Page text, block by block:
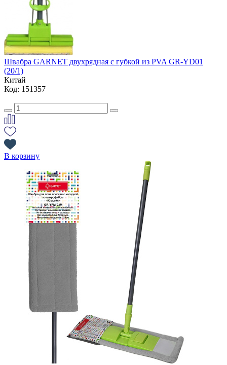
Швабра GARNET двухрядная с губкой из PVA GR-YD01
(20/1)
Китай
Код: 151357
В корзину